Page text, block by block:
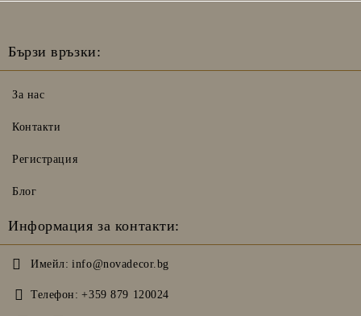
Бързи връзки:
За нас
Контакти
Регистрация
Блог
Информация за контакти:
Имейл: info@novadecor.bg
Телефон: +359 879 120024